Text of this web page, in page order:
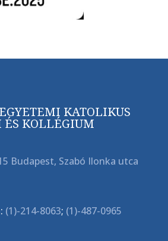
KATOLIKUS
KOLLÉGIUM
Budapest, Szabó Ilonka utca
(1)-214-8063; (1)-487-0965